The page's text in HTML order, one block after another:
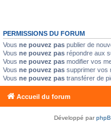
PERMISSIONS DU FORUM
Vous ne pouvez pas publier de
Vous ne pouvez pas répondre aux
Vous ne pouvez pas modifier vos
Vous ne pouvez pas supprimer vos
Vous ne pouvez pas transférer de
Accueil du forum
Développé par